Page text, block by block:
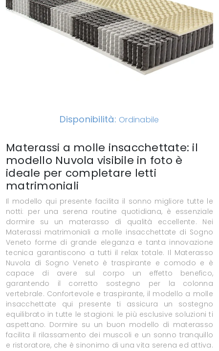
Disponibilità: Ordinabile
Materassi a molle insacchettate: il
modello Nuvola visibile in foto è
ideale per completare letti
matrimoniali
Il modello qui presente facilita il sonno migliore tutte le
notti: per una serena routine quotidiana, è essenziale
dormire su un materasso di qualità eccellente. Nei
Materassi matrimoniali a molle insacchettate di Sogno
Veneto forme di grande eleganza e tanta innovazione
tecnica garantiscono a tutti il relax totale. Il Materasso
Nuvola di Sogno Veneto è traspirante e comodo e è
capace di avere sul corpo un effetto benefico,
garantendo il corretto sostegno per la colonna
vertebrale. Confortevole e traspirante, il modello a molle
insacchettate qui presente ti assicura un sostegno
equilibrato in tutte le stagioni: le più esclusive soluzioni ti
aspettano. Dormire su un buon modello di materasso
facilita il rilassamento dei muscoli e un sonno tranquillo
e ristoratore, che è sinonimo di una vita serena ed attiva.